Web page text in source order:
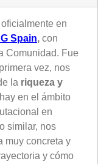
en
Spain, con
Comunidad. Fue
vez, nos
la riqueza y
en el ámbito
en
similar, nos
muy concreta y
y cómo